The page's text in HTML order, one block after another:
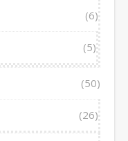
(6)
(5)
(50)
(26)